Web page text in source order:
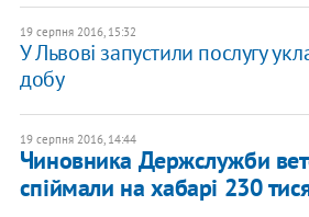
19 серпня 2016, 15:32
У Львові запустили послугу
добу
19 серпня 2016, 14:44
Чиновника Держслужби
спіймали на хабарі 230